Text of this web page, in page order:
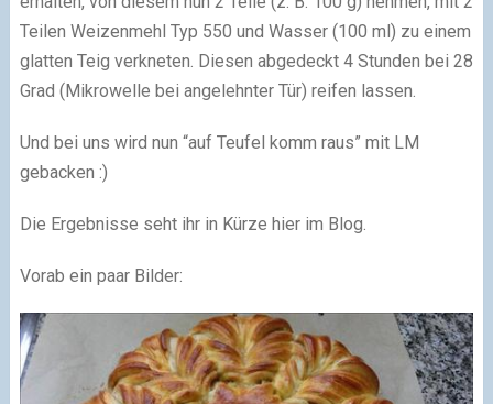
Teilen Weizenmehl Typ 550 und Wasser (100 ml) zu einem
glatten Teig verkneten. Diesen abgedeckt 4 Stunden bei 28
Grad (Mikrowelle bei angelehnter Tür) reifen lassen.
Und bei uns wird nun “auf Teufel komm raus” mit LM
gebacken :)
Die Ergebnisse seht ihr in Kürze hier im Blog.
Vorab ein paar Bilder: